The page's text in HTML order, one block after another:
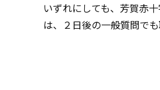
いずれにしても、芳賀赤
は、２日後の一般質問で